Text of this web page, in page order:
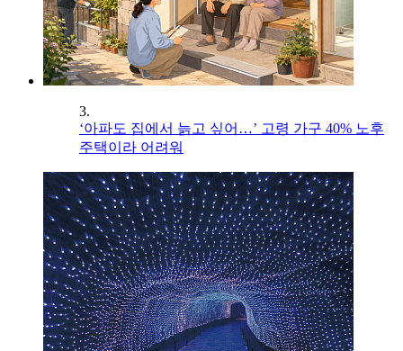
3.
‘아파도 집에서 늙고 싶어…’ 고령 가구 40% 노후
주택이라 어려워